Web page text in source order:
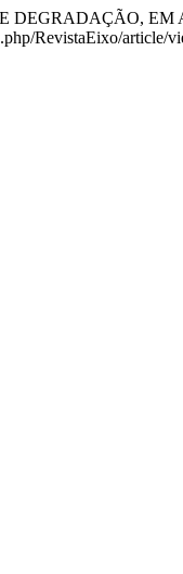
DEGRADAÇÃO,
RevistaEixo/article/